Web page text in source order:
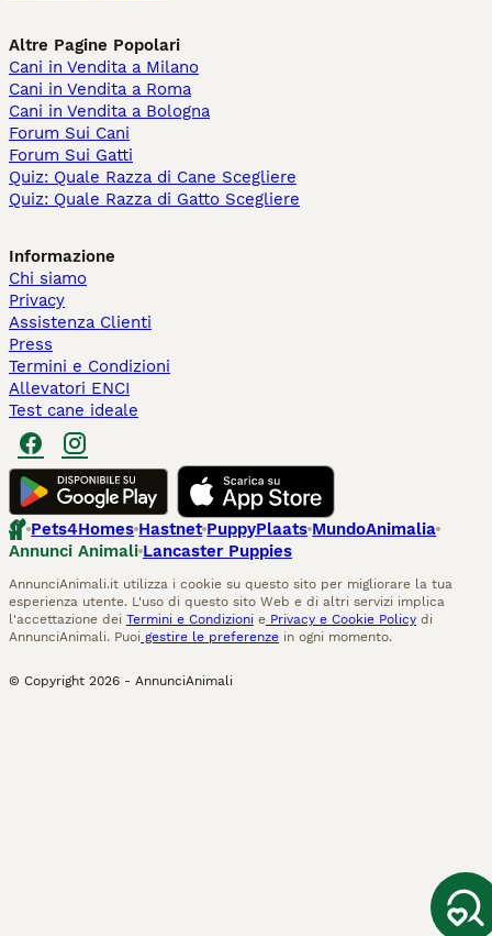
Altre Pagine Popolari
Cani in Vendita a Milano
Cani in Vendita a Roma
Cani in Vendita a Bologna
Forum Sui Cani
Forum Sui Gatti
Quiz: Quale Razza di Cane Scegliere
Quiz: Quale Razza di Gatto Scegliere
Informazione
Chi siamo
Privacy
Assistenza Clienti
Press
Termini e Condizioni
Allevatori ENCI
Test cane ideale
Pets4Homes Hastnet PuppyPlaats MundoAnimalia
Annunci Animali Lancaster Puppies
AnnunciAnimali.it utilizza i cookie su questo sito per migliorare la tua
esperienza utente. L'uso di questo sito Web e di altri servizi implica
l'accettazione dei Termini e Condizioni e Privacy e Cookie Policy di
AnnunciAnimali. Puoi gestire le preferenze in ogni momento.
© Copyright 2026 - AnnunciAnimali